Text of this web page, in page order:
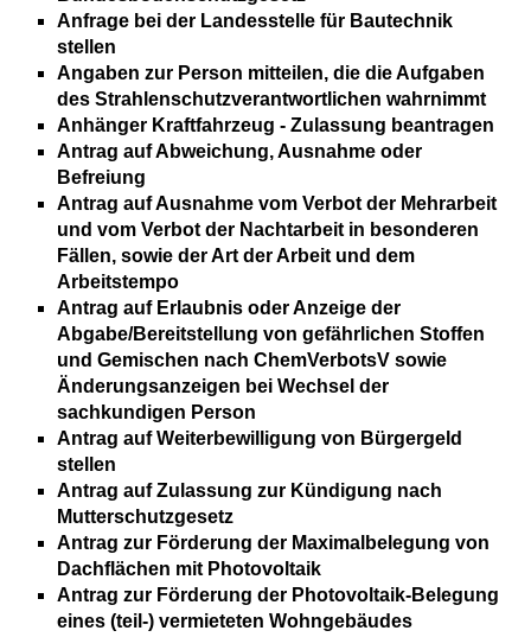
Anfrage bei der Landesstelle für Bautechnik
stellen
Angaben zur Person mitteilen, die die Aufgaben
des Strahlenschutzverantwortlichen wahrnimmt
Anhänger Kraftfahrzeug - Zulassung beantragen
Antrag auf Abweichung, Ausnahme oder
Befreiung
Antrag auf Ausnahme vom Verbot der Mehrarbeit
und vom Verbot der Nachtarbeit in besonderen
Fällen, sowie der Art der Arbeit und dem
Arbeitstempo
Antrag auf Erlaubnis oder Anzeige der
Abgabe/Bereitstellung von gefährlichen Stoffen
und Gemischen nach ChemVerbotsV sowie
Änderungsanzeigen bei Wechsel der
sachkundigen Person
Antrag auf Weiterbewilligung von Bürgergeld
stellen
Antrag auf Zulassung zur Kündigung nach
Mutterschutzgesetz
Antrag zur Förderung der Maximalbelegung von
Dachflächen mit Photovoltaik
Antrag zur Förderung der Photovoltaik-Belegung
eines (teil-) vermieteten Wohngebäudes